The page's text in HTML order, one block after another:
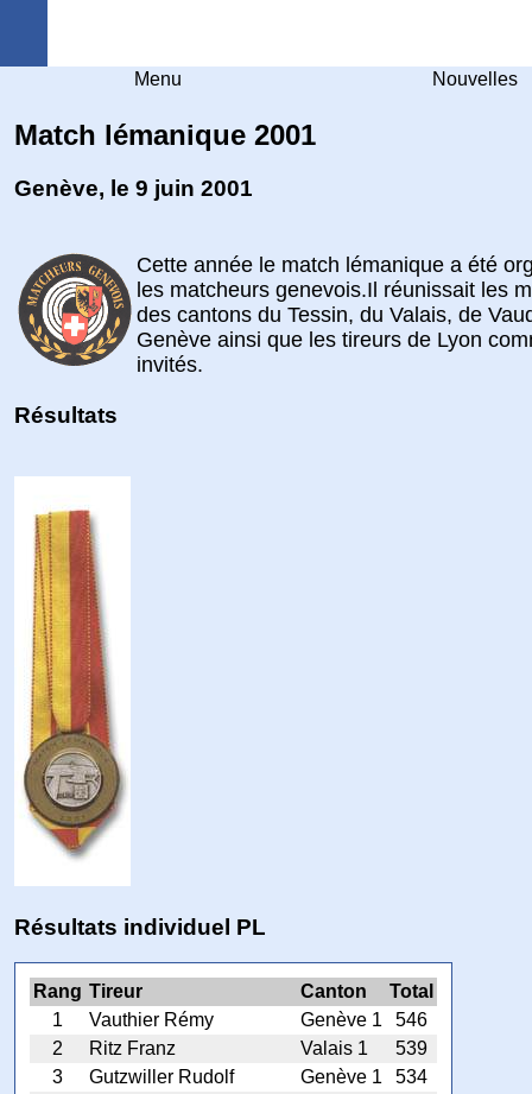
Menu Nouvelles
Match lémanique 2001
Genève, le 9 juin 2001
Cette année le match lémanique a été
les matcheurs genevois.Il réunissait les
des cantons du Tessin, du Valais, de
Genève ainsi que les tireurs de Lyon
invités.
Résultats
Résultats individuel PL
Rang Tireur Canton
Total
1
Vauthier Rémy Genève 1
546
2
Ritz Franz Valais 1
539
3
Gutzwiller Rudolf Genève 1
534